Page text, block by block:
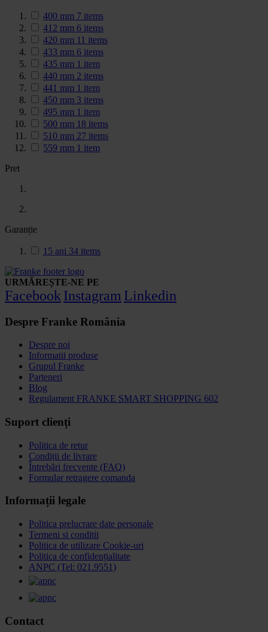
400 mm 7 items
412 mm 6 items
420 mm 11 items
433 mm 6 items
435 mm 1 item
440 mm 2 items
441 mm 1 item
450 mm 3 items
495 mm 1 item
500 mm 18 items
510 mm 27 items
559 mm 1 item
Pret
Garanție
15 ani 34 items
URMĂREȘTE-NE PE
Facebook Instagram Linkedin
Despre Franke România
Despre noi
Informatii produse
Grupul Franke
Parteneri
Blog
Regulament FRANKE SMART SHOPPING 602
Suport clienți
Politica de retur
Condiții de livrare
Întrebări frecvente (FAQ)
Formular retragere comanda
Informații legale
Politica prelucrare date personale
Termeni si conditii
Politica de utilizare Cookie-uri
Politica de confidențialitate
ANPC (Tel: 021.9551)
Contact